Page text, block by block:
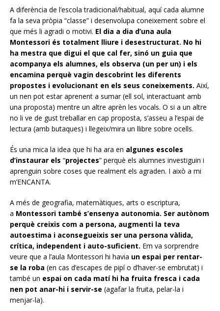
A diferència de l’escola tradicional/habitual, aquí cada alumne
fa la seva pròpia “classe” i desenvolupa coneixement sobre el
que més li agradi o motivi. El dia a dia d’una aula
Montessori és totalment lliure i desestructurat. No hi
ha mestra que digui el que cal fer, sinó un guia que
acompanya els alumnes, els observa (un per un) i els
encamina perquè vagin descobrint les diferents
propostes i evolucionant en els seus coneixements. Així,
un nen pot estar aprenent a sumar (ell sol, interactuant amb
una proposta) mentre un altre aprèn les vocals. O si a un altre
no li ve de gust treballar en cap proposta, s’asseu a l’espai de
lectura (amb butaques) i llegeix/mira un llibre sobre ocells.
És una mica la idea que hi ha ara en algunes escoles
d’instaurar els “projectes” perquè els alumnes investiguin i
aprenguin sobre coses que realment els agraden. I això a mi
m’ENCANTA.
A més de geografia, matemàtiques, arts o escriptura,
a Montessori també s’ensenya autonomia. Ser autònom
perquè creixis com a persona, augmenti la teva
autoestima i aconsegueixis ser una persona vàlida,
crítica, independent i auto-suficient. Em va sorprendre
veure que a l’aula Montessori hi havia un espai per rentar-
se la roba (en cas d’escapes de pipí o d’haver-se embrutat) i
també un espai on cada matí hi ha fruita fresca i cada
nen pot anar-hi i servir-se (agafar la fruita, pelar-la i
menjar-la).